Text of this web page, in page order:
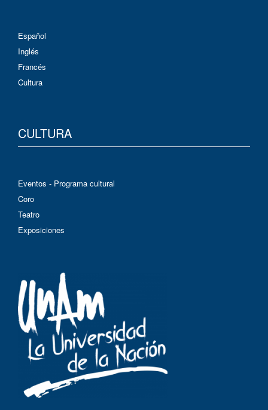
Español
Inglés
Francés
Cultura
CULTURA
Eventos - Programa cultural
Coro
Teatro
Exposiciones